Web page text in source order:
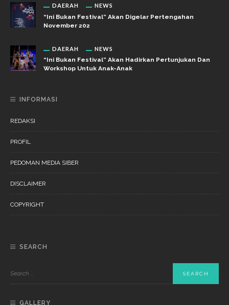
DAERAH NEWS
“Ini Bukan Festival” Akan Digelar Pertengahan
November 202
DAERAH NEWS
“Ini Bukan Festival” Akan Hadirkan Pertunjukan Dan
Workshop Untuk Anak-Anak
INFORMASI
REDAKSI
PROFIL
PEDOMAN MEDIA SIBER
DISCLAIMER
COPYRIGHT
SEARCH
GALLERY